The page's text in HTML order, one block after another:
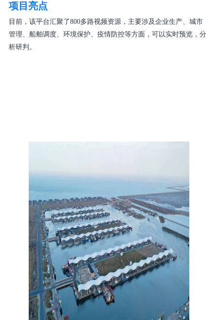
项目亮点
目前，该平台汇聚了800多路视频资源，主要涉及企业生产、城市
管理、船舶调度、环境保护、疫情防控等方面，可以实时预览，分
析研判。